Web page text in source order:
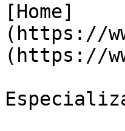
[Home]
(https://
(https://